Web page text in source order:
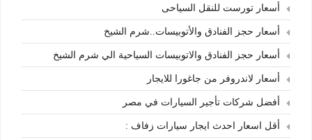
أسعار تورست للنقل السياحى
أسعار حجز الفنادق والأتوبيسات..شرم الشيخ
أسعار حجز الفنادق والاتوبيسات السياحية الي شرم الشيخ
أسعار لاندروفر من جاغورا للايجار
أفضل شركات تأجير السيارات في مصر
أقل اسعار احدث ايجار سيارات زفاف :